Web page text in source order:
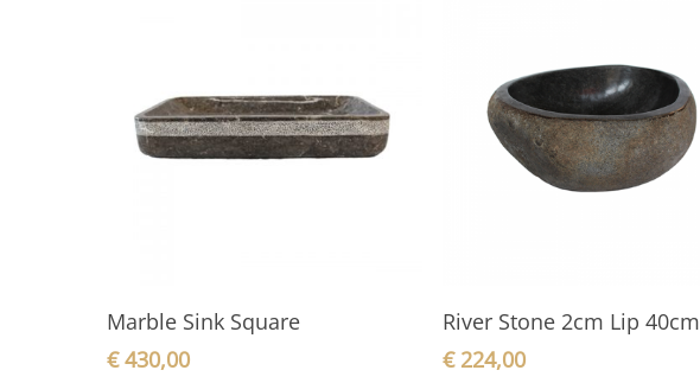
In den Warenkorb
Marble Sink Square
€430,00
In den Warenkorb
River Stone 2cm Lip 40cm
€224,00